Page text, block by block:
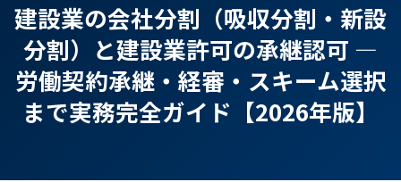
建設業の会社分割（吸収分割・新設
分割）と建設業許可の承継認可 —
労働契約承継・経審・スキーム選択
まで実務完全ガイド【2026年版】